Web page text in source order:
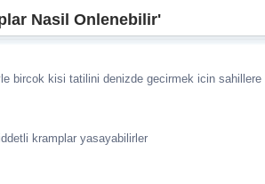
Nasil Onlenebilir'
bircok kisi tatilini denizde gecirmek icin sahillere
kramplar yasayabilirler